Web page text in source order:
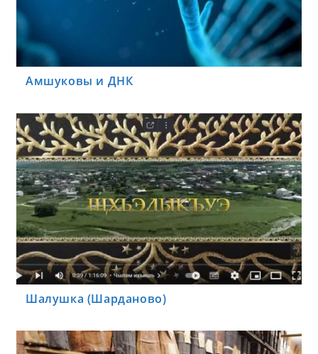
Амшуковы и ДНК
Шалушка (Шарданово)